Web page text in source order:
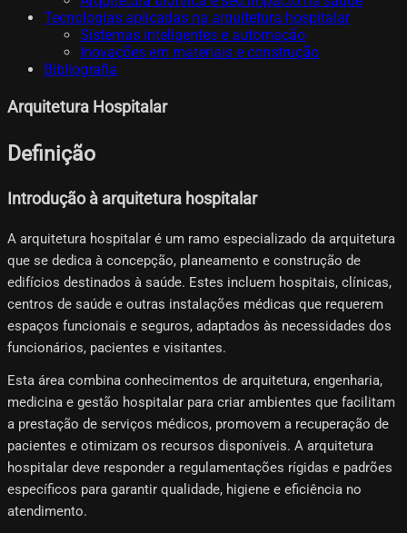
Tecnologias aplicadas na arquitetura hospitalar
Sistemas inteligentes e automação
Inovações em materiais e construção
Bibliografia
Arquitetura Hospitalar
Definição
Introdução à arquitetura hospitalar
A arquitetura hospitalar é um ramo especializado da arquitetura
que se dedica à concepção, planeamento e construção de
edifícios destinados à saúde. Estes incluem hospitais, clínicas,
centros de saúde e outras instalações médicas que requerem
espaços funcionais e seguros, adaptados às necessidades dos
funcionários, pacientes e visitantes.
Esta área combina conhecimentos de arquitetura, engenharia,
medicina e gestão hospitalar para criar ambientes que facilitam
a prestação de serviços médicos, promovem a recuperação de
pacientes e otimizam os recursos disponíveis. A arquitetura
hospitalar deve responder a regulamentações rígidas e padrões
específicos para garantir qualidade, higiene e eficiência no
atendimento.